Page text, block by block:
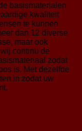
basismaterialen
kwaliteit
te kunnen
dan 12 diverse
maar ook
continu de
zodat
is. Met dezelfde
in zodat uw